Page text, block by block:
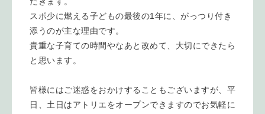
スポ少に燃える子どもの最後の1年に、がっつり付き
添うのが主な理由です。
貴重な子育ての時間やなあと改めて、大切にできたら
と思います。
皆様にはご迷惑をおかけすることもございますが、平
日、土日はアトリエをオープンできますのでお気軽に